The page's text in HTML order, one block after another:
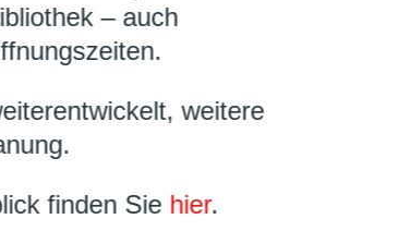
– auch
weitere
finden Sie hier.